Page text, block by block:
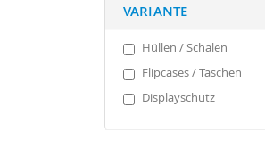
VARIANTE
Hüllen / Schalen
Flipcases / Taschen
Displayschutz